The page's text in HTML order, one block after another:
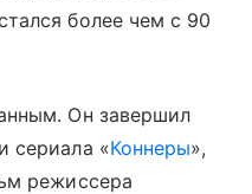
более чем с 90
Он завершил
сериала «Коннеры»,
режиссера